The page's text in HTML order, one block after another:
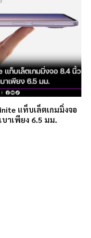
แท็บเล็ตเกมมิ่งจอ
าเพียง 6.5 มม.